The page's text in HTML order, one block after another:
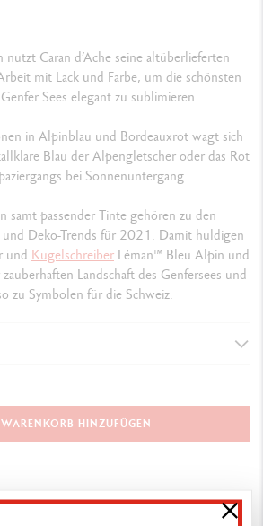
Caran d’Ache seine altüberlieferten
mit Lack und Farbe, um die schönsten
Sees elegant zu sublimieren.
in Alpinblau und Bordeauxrot wagt sich
Blau der Alpengletscher oder das Rot
bei Sonnenuntergang.
samt passender Tinte gehören zu den
Deko-Trends für 2021. Damit huldigen
und Kugelschreiber Léman™ Bleu Alpin und
Landschaft des Genfersees und
zu Symbolen für die Schweiz.
Füllfederhalter
mm & Durchmesser 14.8 mm
lackiert in Bleu Alpin mit farblosem,
HINZUFÜGEN